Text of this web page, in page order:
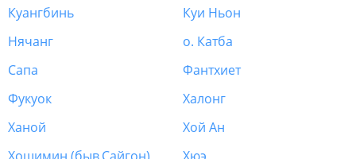
Куангбинь
Куи Ньон
Нячанг
о. Катба
Сапа
Фантхиет
Фукуок
Халонг
Ханой
Хой Ан